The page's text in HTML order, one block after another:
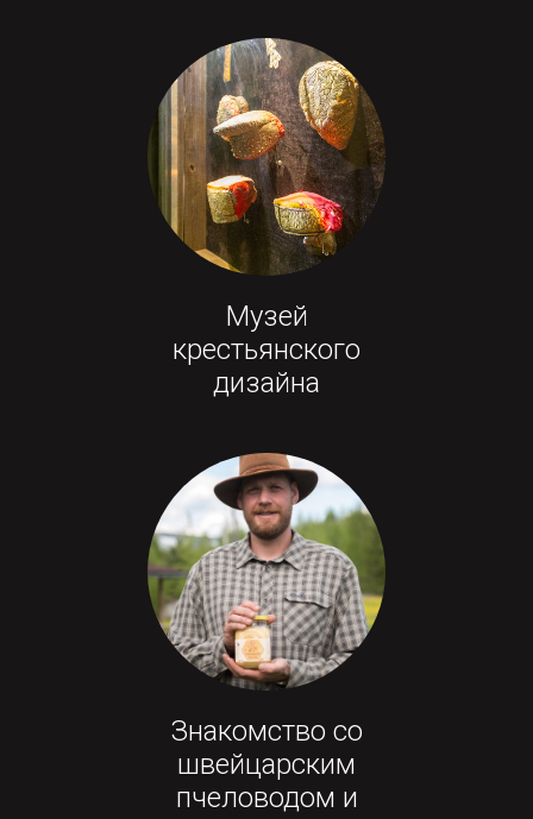
Музей
крестьянского
дизайна
Знакомство со
швейцарским
пчеловодом и